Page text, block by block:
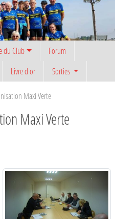
du Club
Forum
Livre d or Sorties
Maxi Verte
Maxi Verte